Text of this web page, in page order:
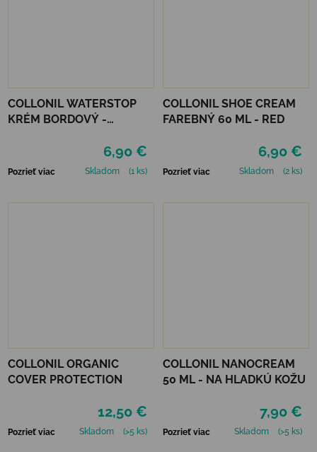
COLLONIL WATERSTOP
KRÉM BORDOVÝ -
6,90 €
Pozrieť viac Skladom (1 ks)
COLLONIL SHOE CREAM
FAREBNÝ 60 ML - RED
6,90 €
Pozrieť viac Skladom (2 ks)
COLLONIL ORGANIC
COVER PROTECTION
12,50 €
Pozrieť viac Skladom (>5 ks)
COLLONIL NANOCREAM
50 ML - NA HLADKÚ KOŽU
7,90 €
Pozrieť viac Skladom (>5 ks)